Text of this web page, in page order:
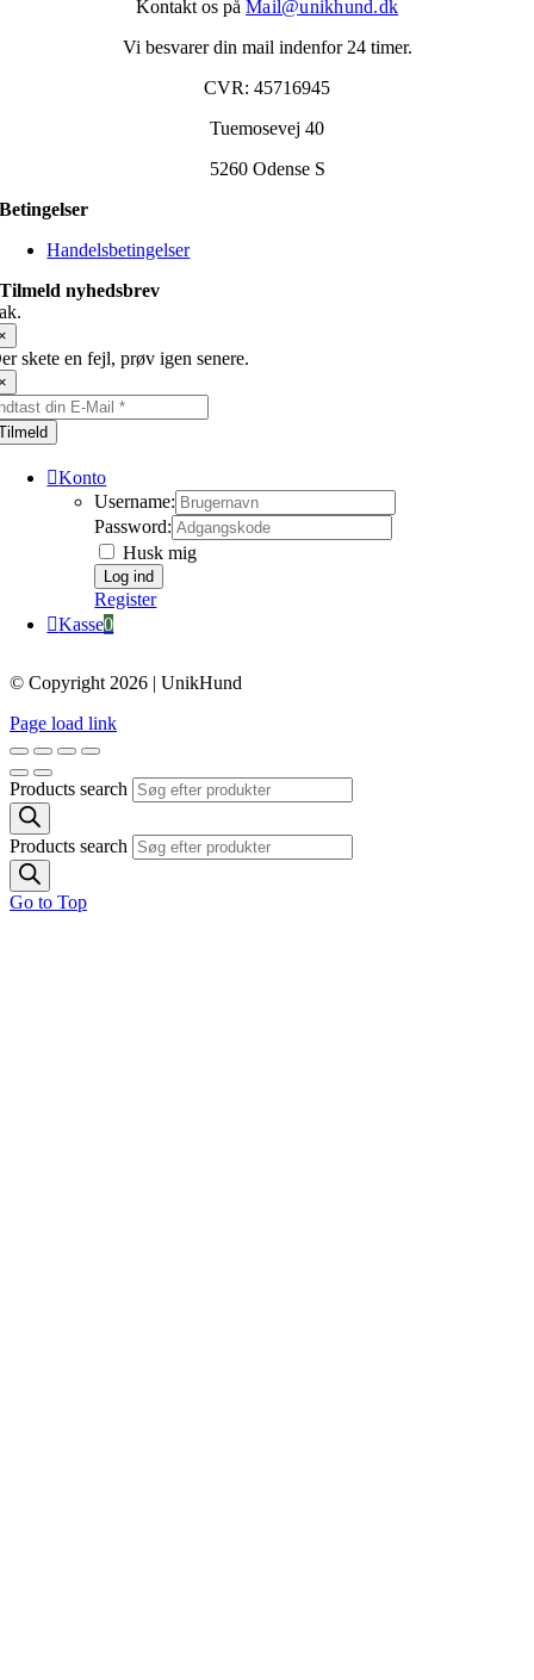
Kontakt os på Mail@unikhund.dk
Vi besvarer din mail indenfor 24 timer.
CVR: 45716945
Tuemosevej 40
5260 Odense S
Betingelser
Handelsbetingelser
Tilmeld nyhedsbrev
skete en fejl, prøv igen senere.
Konto
Username:
Password:
Husk mig
Register
Kasse0
© Copyright 2026 | UnikHund
Page load link
Products search
Products search
Go to Top